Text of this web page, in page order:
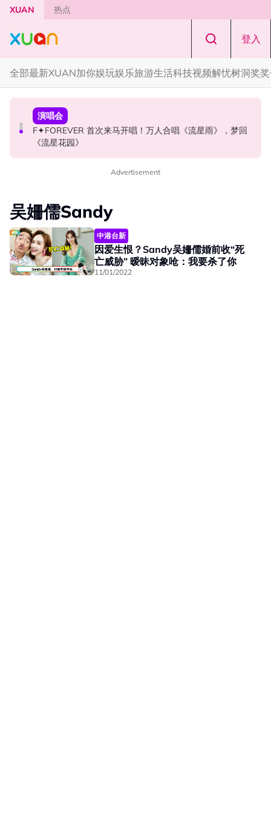
Skip to main content
XUAN 热点
登入
全部最新XUAN加你娱玩娱乐旅游生活科技视频解忧树洞奖
国际星闻
CORTIS MARTIN一开口就沦陷！深情演绎JANNABI歌曲
获网友狂赞！
国际星闻
张员瑛频陷耍大牌争议！首度吐心声：真相终究会浮出水
面！
演唱会
F✦FOREVER 首次来马开唱！万人合唱《流星雨》，梦回
《流星花园》
Advertisement
吴姍儒Sandy
中港台新
因爱生恨？Sandy吴姍儒婚前收“死
亡威胁” 暧昧对象呛：我要杀了你
11/01/2022